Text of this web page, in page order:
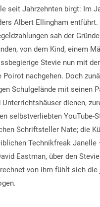
seit Jahrzehnten birgt: Im
Albert Ellingham
sah der
von dem Kind, einem
Stevie nun mit
nachgehen. Doch
Schulgelände mit seinen
dienen,
selbstverliebten YouTube-
Schriftsteller Nate; die
Technikfreak
Eastman, über den
von ihm fühlt sich die